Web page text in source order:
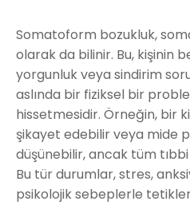
Somatoform bozukluk,
olarak da bilinir. Bu, kişinin
yorgunluk veya sindirim
aslında bir fiziksel bir
hissetmesidir. Örneğin, bir
şikayet edebilir veya mide
düşünebilir, ancak tüm
Bu tür durumlar, stres,
psikolojik sebeplerle